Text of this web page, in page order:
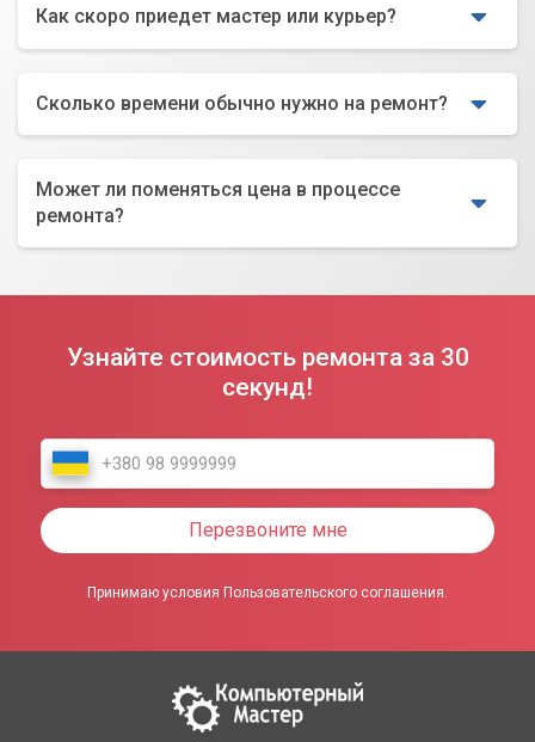
Как скоро приедет мастер или курьер?
Сколько времени обычно нужно на ремонт?
Может ли поменяться цена в процессе
ремонта?
Узнайте стоимость ремонта за 30
секунд!
Перезвоните мне
Принимаю условия Пользовательского соглашения.